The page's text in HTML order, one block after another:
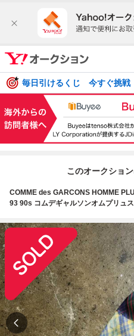
毎日引けるくじ 今すぐ挑戦
このオークショ
COMME des GARCONS HOMME
93 90s コムデギャルソンオムプリュ